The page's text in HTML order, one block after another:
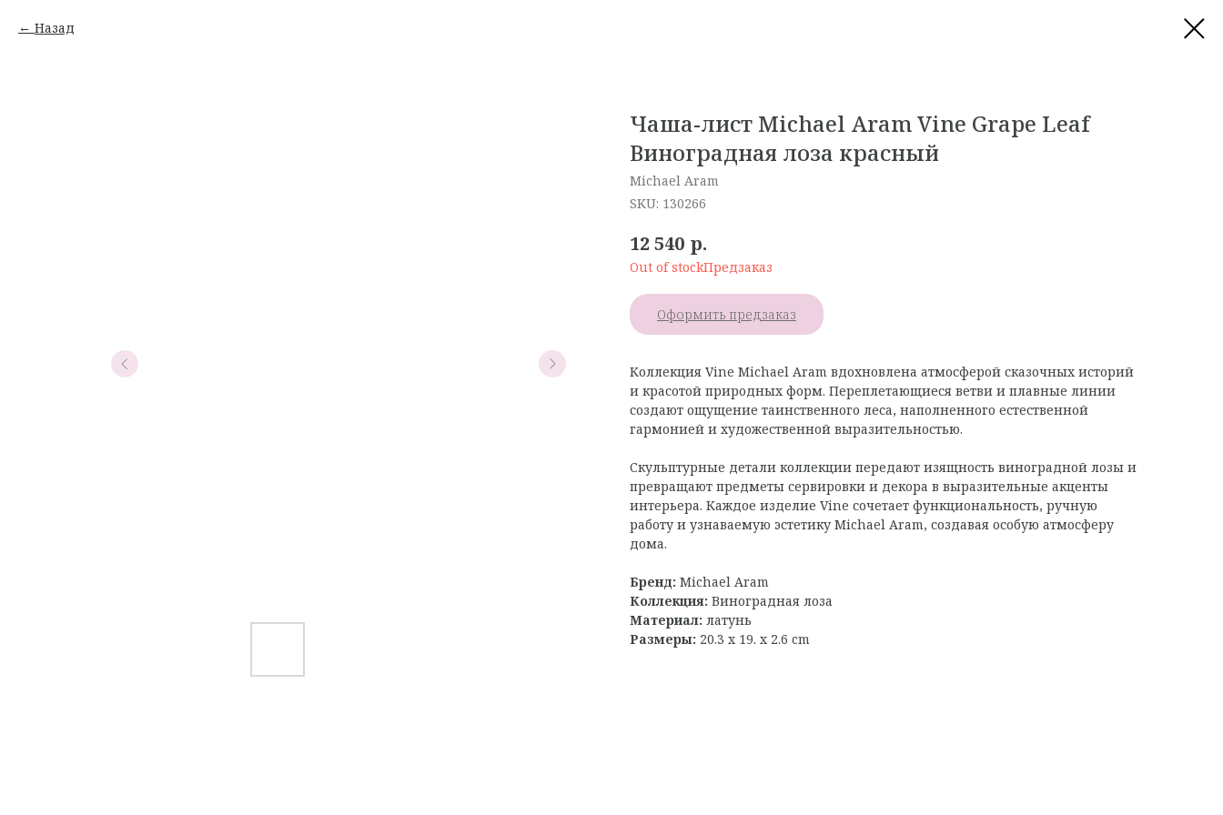
Назад
Чаша-лист Michael Aram Vine Grape Leaf
Виноградная лоза красный
Michael Aram
SKU: 130266
12 540 р.
Out of stock
Оформить предзаказ
Коллекция Vine Michael Aram вдохновлена атмосферой сказочных историй
и красотой природных форм. Переплетающиеся ветви и плавные линии
создают ощущение таинственного леса, наполненного естественной
гармонией и художественной выразительностью.
Скульптурные детали коллекции передают изящность виноградной лозы и
превращают предметы сервировки и декора в выразительные акценты
интерьера. Каждое изделие Vine сочетает функциональность, ручную
работу и узнаваемую эстетику Michael Aram, создавая особую атмосферу
дома.
Бренд: Michael Aram
Коллекция: Виноградная лоза
Материал: латунь
Размеры: 20.3 x 19. x 2.6 cm